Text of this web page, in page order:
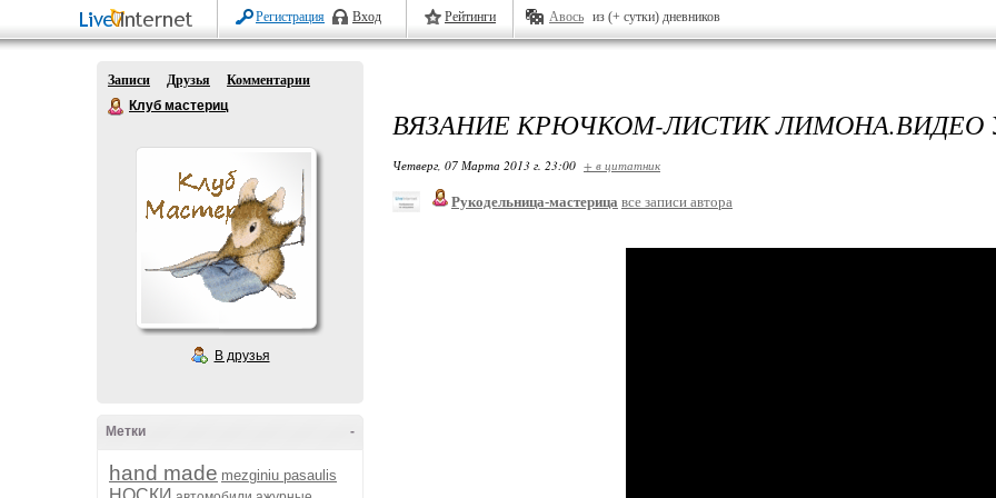
Регистрация Вход Рейтинги Авось из (+ сутки) дневников
Записи Друзья
Комментарии
Клуб мастериц
В друзья
-
Метки
hand made mezginiu pasaulis
ВЯЗАНИЕ КРЮЧКОМ-ЛИСТИК ЛИМОНА.ВИДЕО
Четверг, 07 Марта 2013 г. 23:00 + в цитатник
Рукодельница-мастерица все записи автора